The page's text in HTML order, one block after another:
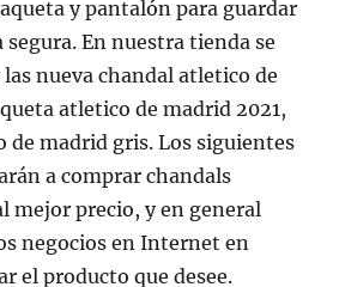
y pantalón para guardar
En nuestra tienda se
nueva chandal atletico de
atletico de madrid 2021,
de madrid gris. Los siguientes
a comprar chandals
mejor precio, y en general
negocios en Internet en
el producto que desee.